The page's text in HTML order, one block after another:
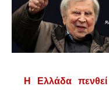
Η Ελλάδα